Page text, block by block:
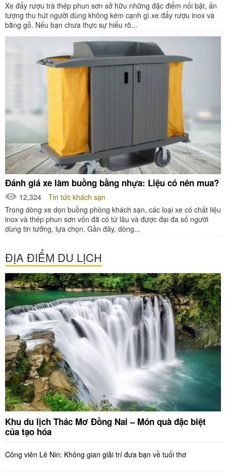
Xe đẩy rượu trà thép phun sơn sở hữu những đặc điểm nổi bật, ấn
tượng thu hút người dùng không kém cạnh gì xe đẩy rượu inox và
bằng gỗ. Nếu bạn chưa thực sự hiểu rõ...
Đánh giá xe làm buồng bằng nhựa: Liệu có nên mua?
12,324
Tin tức khách sạn
Trong dòng xe dọn buồng phòng khách sạn, các loại xe có chất liệu
inox và thép phun sơn vốn đã có từ lâu và được đại đa số người
dùng tin tưởng, lựa chọn. Gần đây, dòng...
ĐỊA ĐIỂM DU LỊCH
Khu du lịch Thác Mơ Đồng Nai – Món quà đặc biệt
của tạo hóa
Công viên Lê Nin: Không gian giải trí đưa bạn về tuổi thơ